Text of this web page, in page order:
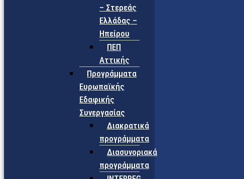
– Στερεάς
Ελλάδας –
Ηπείρου
ΠΕΠ
Αττικής
Προγράμματα
Ευρωπαϊκής
Εδαφικής
Συνεργασίας
Διακρατικά
προγράμματα
Διασυνοριακά
προγράμματα